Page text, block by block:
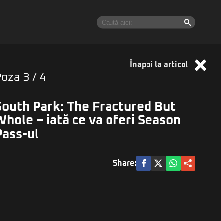
Înapoi la articol
3 / 4
Park: The Fractured But
– iată ce va oferi Season
ul
Share: